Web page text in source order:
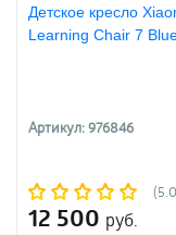
Детское кресло
Learning Chair 7
Артикул: 976846
12 500 руб.